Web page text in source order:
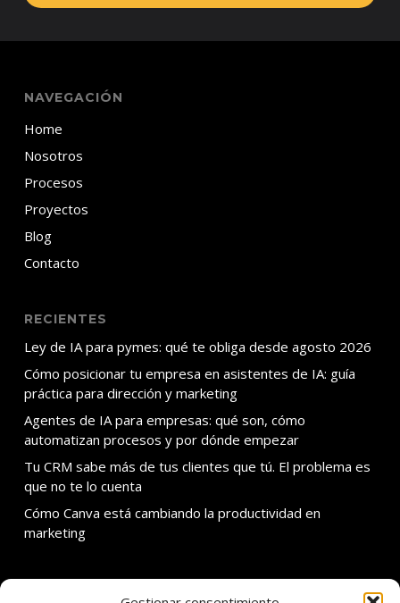
NAVEGACIÓN
Home
Nosotros
Procesos
Proyectos
Blog
Contacto
RECIENTES
Ley de IA para pymes: qué te obliga desde agosto 2026
Cómo posicionar tu empresa en asistentes de IA: guía
práctica para dirección y marketing
Agentes de IA para empresas: qué son, cómo
automatizan procesos y por dónde empezar
Tu CRM sabe más de tus clientes que tú. El problema es
que no te lo cuenta
Cómo Canva está cambiando la productividad en
marketing